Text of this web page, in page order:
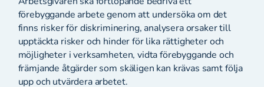
förebyggande arbete genom att undersöka om det
finns risker för diskriminering, analysera orsaker till
upptäckta risker och hinder för lika rättigheter och
möjligheter i verksamheten, vidta förebyggande och
främjande åtgärder som skäligen kan krävas samt följa
upp och utvärdera arbetet.